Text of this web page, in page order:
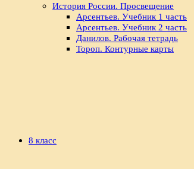
История России. Просвещение
Арсентьев. Учебник 1 часть
Арсентьев. Учебник 2 часть
Данилов. Рабочая тетрадь
Тороп. Контурные карты
8 класс